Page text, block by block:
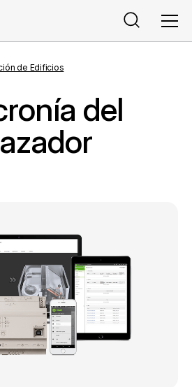
Search
de Edificios
del